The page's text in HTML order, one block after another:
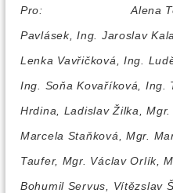
Pro:
Alena
Pavlásek, Ing. Jaroslav
Lenka Vavřičková, Ing.
Ing. Soňa Kovaříková, Ing.
Hrdina, Ladislav Žilka,
Marcela Staňková, Mgr.
Taufer, Mgr. Václav Orlík,
Bohumil Servus, Vítězslav